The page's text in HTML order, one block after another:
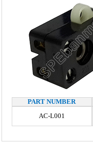
PART NUMBER
AC-L001